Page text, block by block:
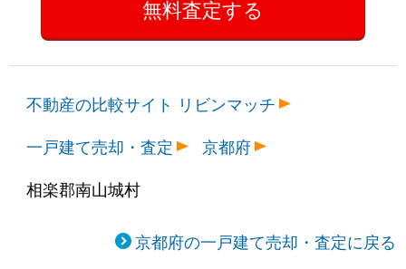
不動産の比較サイト リビンマッチ
一戸建て売却・査定
京都府
相楽郡南山城村
京都府の一戸建て売却・査定に戻る